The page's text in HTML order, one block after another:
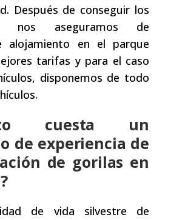
Después de conseguir los
nos aseguramos de
alojamiento en el parque
tarifas y para el caso
disponemos de todo
cuesta un
de experiencia de
de gorilas en
de vida silvestre de